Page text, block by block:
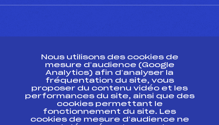
Ressources
Pass’Neige
Projet sportif fédéral
Projet de performance fédéral
Nous utilisons des cookies de
mesure d’audience (Google
Analytics) afin d’analyser la
fréquentation du site, vous
proposer du contenu vidéo et les
performances du site, ainsi que des
cookies permettant le
fonctionnement du site. Les
cookies de mesure d’audience ne